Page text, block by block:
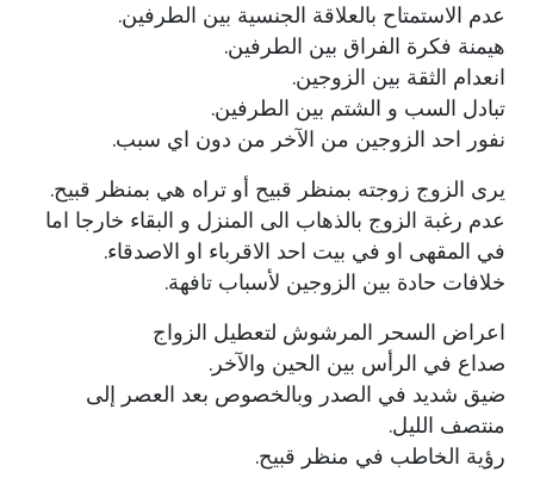
عدم الاستمتاح بالعلاقة الجنسية بين الطرفين.
هيمنة فكرة الفراق بين الطرفين.
انعدام الثقة بين الزوجين.
تبادل السب و الشتم بين الطرفين.
نفور احد الزوجين من الآخر من دون اي سبب.
يرى الزوج زوجته بمنظر قبيح أو تراه هي بمنظر قبيح.
عدم رغبة الزوج بالذهاب الى المنزل و البقاء خارجا اما
في المقهى او في بيت احد الاقرباء او الاصدقاء.
خلافات حادة بين الزوجين لأسباب تافهة.
اعراض السحر المرشوش لتعطيل الزواج
صداع في الرأس بين الحين والآخر.
ضيق شديد في الصدر وبالخصوص بعد العصر إلى
منتصف الليل.
رؤية الخاطب في منظر قبيح.